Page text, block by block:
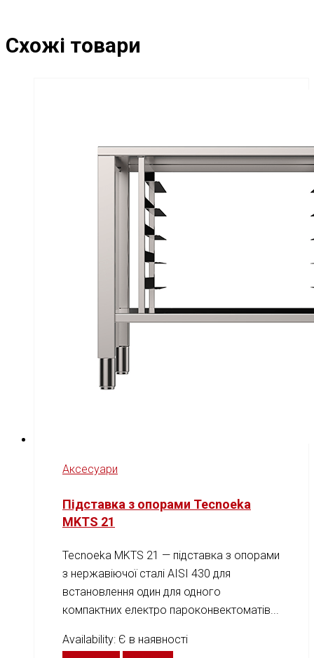
Схожі товари
Аксесуари
Підставка з опорами Tecnoeka
MKTS 21
Tecnoeka MKTS 21 — підставка з опорами
з нержавіючої сталі AISI 430 для
встановлення один для одного
компактних електро пароконвектоматів...
Availability: Є в наявності